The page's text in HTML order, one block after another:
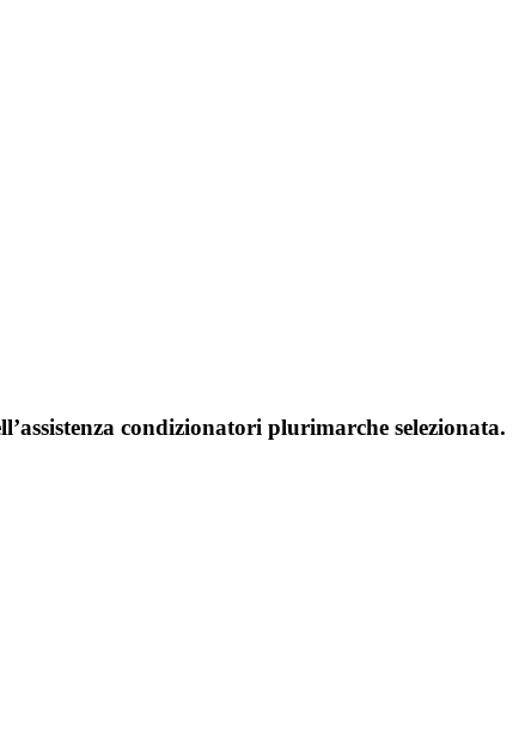
condizionatori plurimarche selezionata.